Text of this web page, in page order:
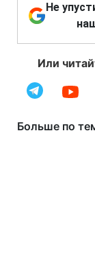
Не
Или
Больше по